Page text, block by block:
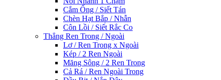
Cắm Ống / Siết Tán
Chèn Hạt Bắp / Nhẫn
Côn Lồi / Siết Rắc Co
Thẳng Ren Trong / Ngoài
Lơ / Ren Trong x Ngoài
Kép / 2 Ren Ngoài
Măng Sông / 2 Ren Trong
Cả Rá / Ren Ngoài Trong